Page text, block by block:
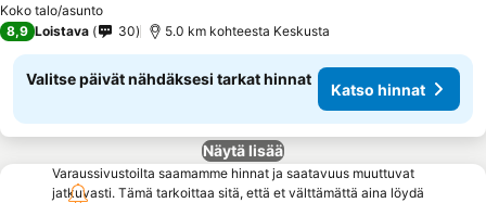
Koko talo/asunto
8,9 Loistava 30 5.0 km kohteesta Keskusta
Valitse päivät nähdäksesi tarkat hinnat
Katso hinnat
Näytä lisää
Varaussivustoilta saamamme hinnat ja saatavuus muuttuvat
jatkuvasti. Tämä tarkoittaa sitä, että et välttämättä aina löydä